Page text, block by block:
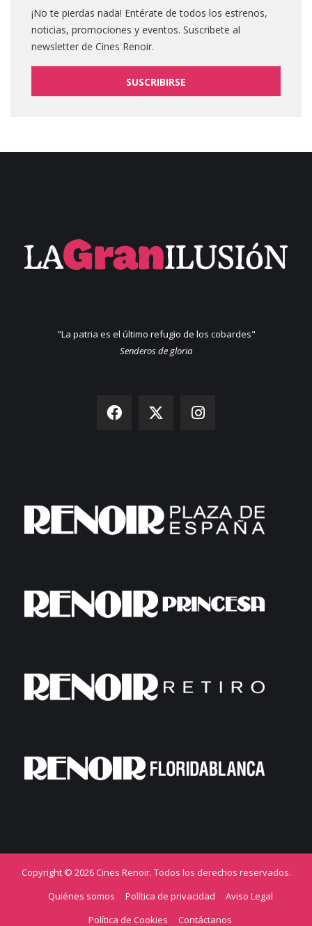
¡No te pierdas nada! Entérate de todos los estrenos,
noticias, promociones y eventos. Suscribete al
newsletter de Cines Renoir.
SUSCRIBIRSE
"La patria es el último refugio de los cobardes"
Senderos de gloria
Copyright © 2026 Cines Renoir. Todos los derechos reservados.
Quiénes somos
Política de privacidad
Aviso Legal
Política de Cookies
Contáctanos